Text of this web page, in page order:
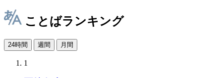
ことばランキング
24時間 週間 月間
1